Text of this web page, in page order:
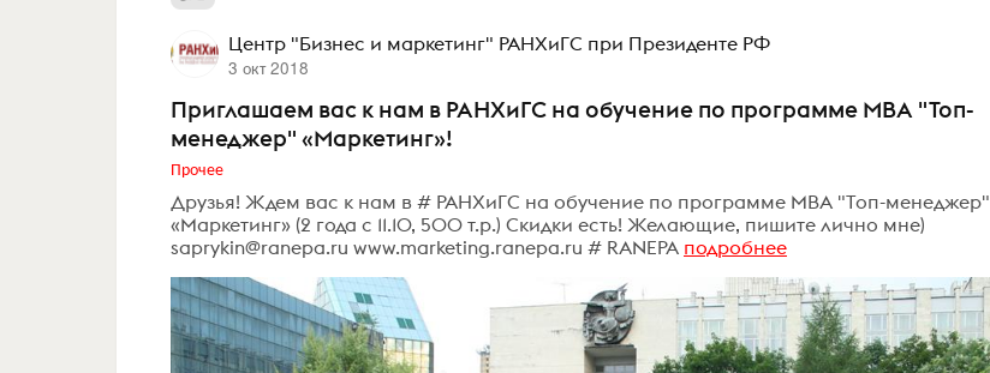
Центр "Бизнес и маркетинг" РАНХиГС при Президенте РФ
3 окт 2018
Приглашаем вас к нам в РАНХиГС на обучение по программе МВА "Топ-
менеджер" «Маркетинг»!
Прочее
Друзья! Ждем вас к нам в # РАНХиГС на обучение по программе МВА "Топ-менеджер"
«Маркетинг» (2 года с 11.10, 500 т.р.) Скидки есть! Желающие, пишите лично мне)
saprykin@ranepa.ru www.marketing.ranepa.ru # RANEPA подробнее